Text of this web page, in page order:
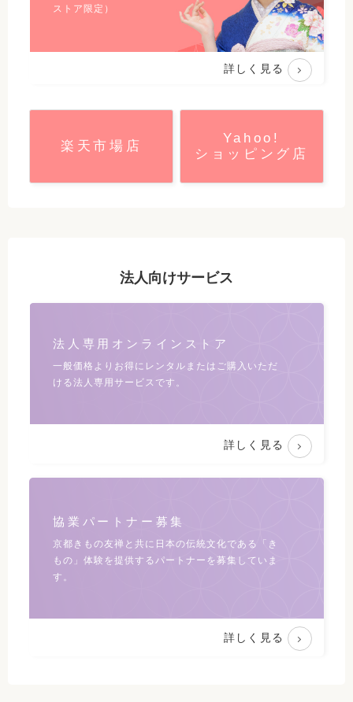
ストア限定）
詳しく見る
楽天市場店
Yahoo!
ショッピング店
法人向けサービス
法人専用オンラインストア
一般価格よりお得にレンタルまたは ご購入いただ
ける法人専用サービスです。
詳しく見る
協業パートナー募集
京都きもの友禅と共に日本の伝統文化である
「き
もの」体験を提供するパートナーを募集していま
す。
詳しく見る